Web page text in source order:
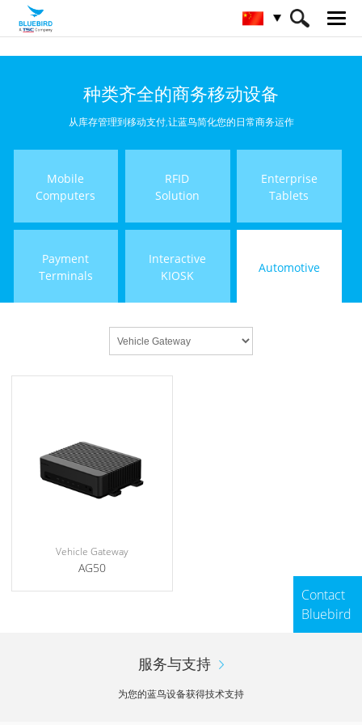
种类齐全的商务移动设备
从库存管理到移动支付,让蓝鸟简化您的日常商务运作
Mobile
Computers
RFID
Solution
Enterprise
Tablets
Payment
Terminals
Interactive
KIOSK
Automotive
Vehicle Gateway
AG50
Contact
Bluebird
服务与支持
为您的蓝鸟设备获得技术支持